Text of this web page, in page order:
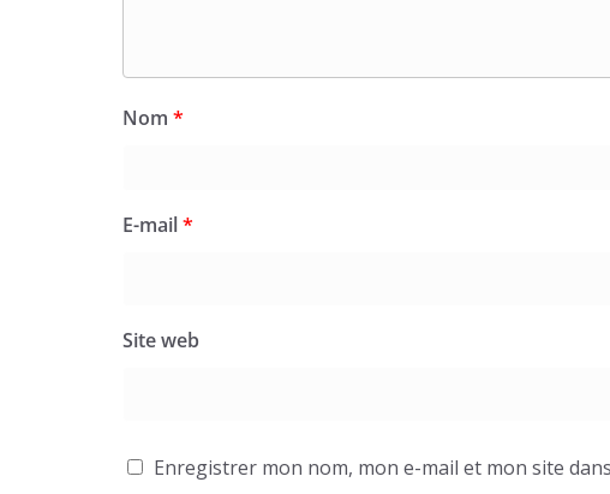
Nom *
E-mail*
Site web
Enregistrer mon nom, mon e-mail et mon site